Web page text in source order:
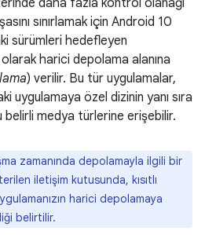
daha fazla kontrol olanağı
sınırlamak için Android 10
sürümleri hedefleyen
harici depolama alanına
) verilir. Bu tür uygulamalar,
uygulamaya özel dizinin yanı sıra
belirli medya türlerine erişebilir.
zamanında depolamayla ilgili bir
iletişim kutusunda, kısıtlı
harici depolamaya
belirtilir.